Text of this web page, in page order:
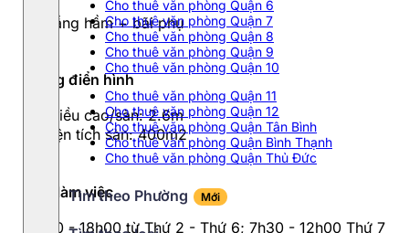
Cho thuê văn phòng Quận 6
Cho thuê văn phòng Quận 7
Cho thuê văn phòng Quận 8
Cho thuê văn phòng Quận 9
Cho thuê văn phòng Quận 10
Cho thuê văn phòng Quận 11
Cho thuê văn phòng Quận 12
Cho thuê văn phòng Quận Tân Bình
Cho thuê văn phòng Quận Bình Thạnh
Cho thuê văn phòng Quận Thủ Đức
Tìm theo Phường Mới
01 tầng hầm + bãi phụ
Tầng điển hình
- Chiều cao/sàn: 2.6m
- Diện tích sàn: 400m2
Giờ làm việc
7h30 - 18h00 từ Thứ 2 - Thứ 6; 7h30 - 12h00 Thứ 7